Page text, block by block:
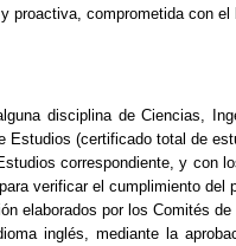
proactiva, comprometida con
disciplina de Ciencias,
Estudios (certificado total de
correspondiente, y con
verificar el cumplimiento
elaborados por los Comités
inglés, mediante la